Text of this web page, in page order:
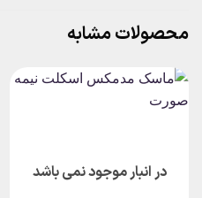
محصولات مشابه
در انبار موجود نمی باشد